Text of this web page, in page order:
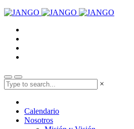
×
Calendario
Nosotros